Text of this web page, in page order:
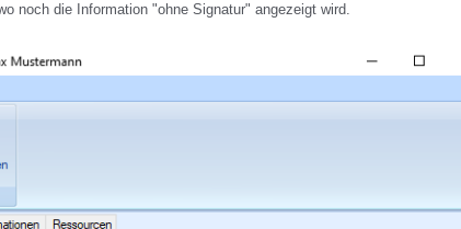
noch die Information "ohne Signatur" angezeigt wird.